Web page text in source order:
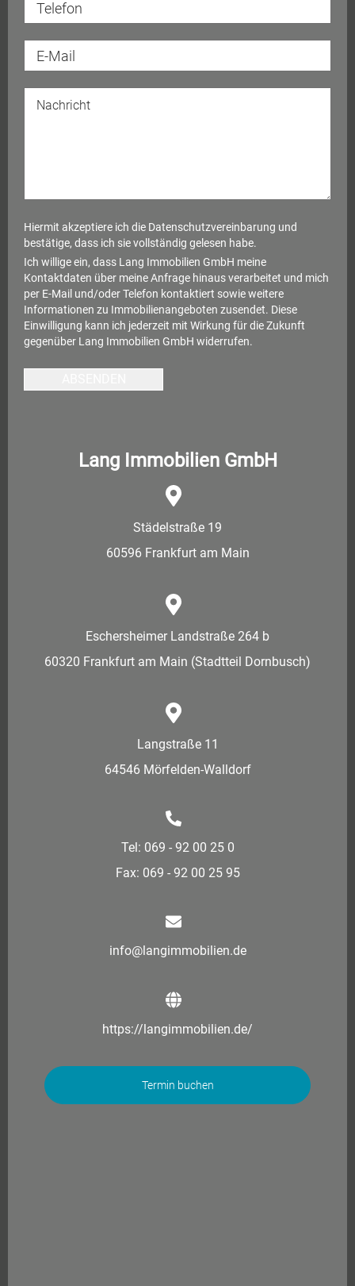
Hiermit akzeptiere ich die Datenschutzvereinbarung und
bestätige, dass ich sie vollständig gelesen habe.
Ich willige ein, dass Lang Immobilien GmbH meine
Kontaktdaten über meine Anfrage hinaus verarbeitet und mich
per E-Mail und/oder Telefon kontaktiert sowie weitere
Informationen zu Immobilienangeboten zusendet. Diese
Einwilligung kann ich jederzeit mit Wirkung für die Zukunft
gegenüber Lang Immobilien GmbH widerrufen.
Lang Immobilien GmbH
Städelstraße 19
60596 Frankfurt am Main
Eschersheimer Landstraße 264 b
60320 Frankfurt am Main (Stadtteil Dornbusch)
Langstraße 11
64546 Mörfelden-Walldorf
Tel: 069 - 92 00 25 0
Fax: 069 - 92 00 25 95
info@langimmobilien.de
https://langimmobilien.de/
Termin buchen